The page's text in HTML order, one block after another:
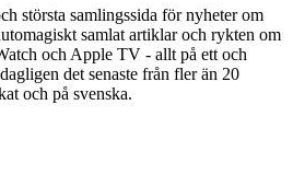
största samlingssida för nyheter om
samlat artiklar och rykten om
och Apple TV - allt på ett och
det senaste från fler än 20
och på svenska.